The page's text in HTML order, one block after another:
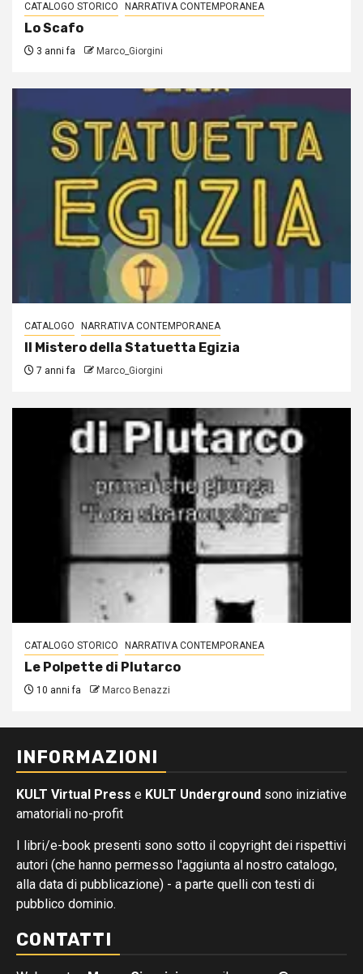
CATALOGO STORICO NARRATIVA CONTEMPORANEA
Lo Scafo
3 anni fa Marco_Giorgini
CATALOGO NARRATIVA CONTEMPORANEA
Il Mistero della Statuetta Egizia
7 anni fa Marco_Giorgini
CATALOGO STORICO NARRATIVA CONTEMPORANEA
Le Polpette di Plutarco
10 anni fa Marco Benazzi
INFORMAZIONI
KULT Virtual Press e KULT Underground sono iniziative
amatoriali no-profit
I libri/e-book presenti sono sotto il copyright dei rispettivi
autori (che hanno permesso l'aggiunta al nostro catalogo,
alla data di pubblicazione) - a parte quelli con testi di
pubblico dominio.
CONTATTI